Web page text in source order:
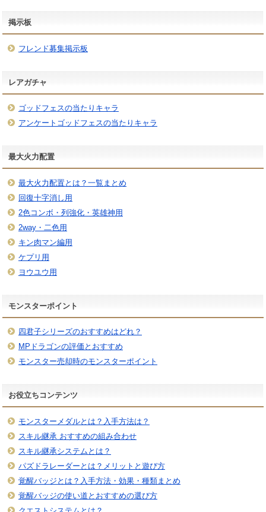
掲示板
フレンド募集掲示板
レアガチャ
ゴッドフェスの当たりキャラ
アンケートゴッドフェスの当たりキャラ
最大火力配置
最大火力配置とは？一覧まとめ
回復十字消し用
2色コンボ・列強化・英雄神用
2way・二色用
キン肉マン編用
ケプリ用
ヨウユウ用
モンスターポイント
四君子シリーズのおすすめはどれ？
MPドラゴンの評価とおすすめ
モンスター売却時のモンスターポイント
お役立ちコンテンツ
モンスターメダルとは？入手方法は？
スキル継承 おすすめの組み合わせ
スキル継承システムとは？
パズドラレーダーとは？メリットと遊び方
覚醒バッジとは？入手方法・効果・種類まとめ
覚醒バッジの使い道とおすすめの選び方